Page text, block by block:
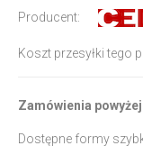
Producent:
Koszt przesyłki tego
Zamówienia powyżej
Dostępne formy